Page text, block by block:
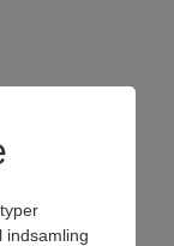
indsamling